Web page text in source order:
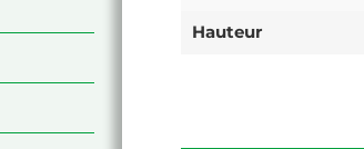
Hauteur